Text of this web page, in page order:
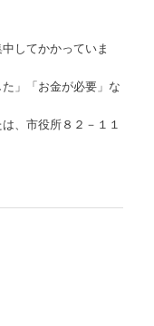
してかかっていま
」「お金が必要」な
、市役所８２－１１